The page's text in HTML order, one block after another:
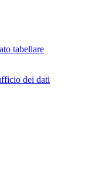
tabellare
dei dati